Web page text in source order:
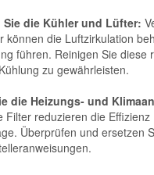
Sie die Kühler und Lüfter:
können die Luftzirkulation
führen. Reinigen Sie diese
zu gewährleisten.
die Heizungs- und
Filter reduzieren die
Überprüfen und ersetzen
Ersatzteile
Ersatzteile
Ersatzteile